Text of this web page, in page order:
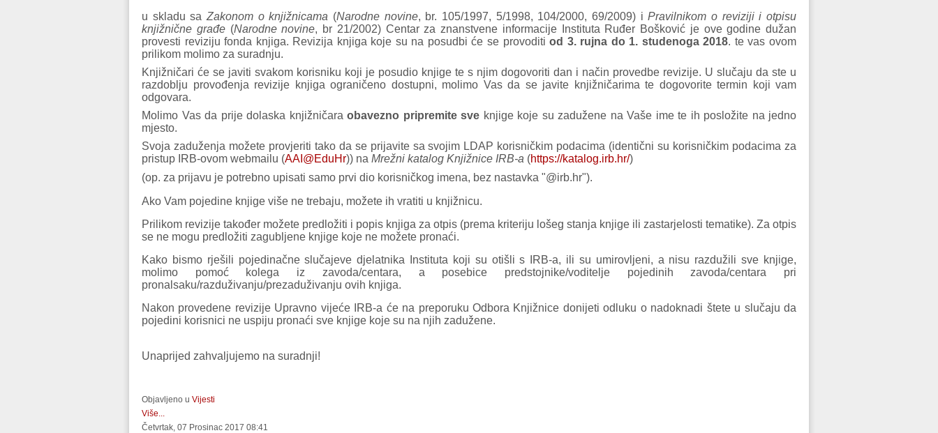
u skladu sa Zakonom o knjižnicama (Narodne novine, br. 105/1997, 5/1998, 104/2000, 69/2009) iPravilnikom o reviziji i otpisu
knjižnične građe(Narodne novine, br 21/2002) Centar za znanstvene informacije Instituta Ruđer Bošković je ove godine dužan
provesti reviziju fonda knjiga. Revizija knjiga koje su na posudbi će se provoditiod 3. rujna do 1. studenoga 2018. te vas ovom
prilikom molimo za suradnju.
Knjižničari će se javiti svakom korisniku koji je posudio knjige te s njim dogovoriti dan i način provedbe revizije. U slučaju da ste u
razdoblju provođenja revizije knjiga ograničeno dostupni, molimo Vas da se javite knjižničarima te dogovorite termin koji vam
odgovara.
Molimo Vas da prije dolaska knjižničara obavezno pripremite sve knjige koje su zadužene na Vaše ime te ih posložite na jedno
mjesto.
Svoja zaduženja možete provjeriti tako da se prijavite sa svojim LDAP korisničkim podacima (identični su korisničkim podacima za
pristup IRB-ovom webmailu (AAI@EduHr)) na Mrežni katalog Knjižnice IRB-a (https://katalog.irb.hr/)
(op. za prijavu je potrebno upisati samo prvi dio korisničkog imena, bez nastavka "@irb.hr").
Ako Vam pojedine knjige više ne trebaju, možete ih vratiti u knjižnicu.
Prilikom revizije također možete predložiti i popis knjiga za otpis (prema kriteriju lošeg stanja knjige ili zastarjelosti tematike). Za otpis
se ne mogu predložiti zagubljene knjige koje ne možete pronaći.
Kako bismo rješili pojedinačne slučajeve djelatnika Instituta koji su otišli s IRB-a, ili su umirovljeni, a nisu razdužili sve knjige,
molimo pomoć kolega iz zavoda/centara, a posebice predstojnike/voditelje pojedinih zavoda/centara pri
pronalsaku/razduživanju/prezaduživanju ovih knjiga.
Nakon provedene revizije Upravno vijeće IRB-a će na preporuku Odbora Knjižnice donijeti odluku o nadoknadi štete u slučaju da
pojedini korisnici ne uspiju pronaći sve knjige koje su na njih zadužene.
Unaprijed zahvaljujemo na suradnji!
Objavljeno u Vijesti
Više...
Četvrtak, 07 Prosinac 2017 08:41